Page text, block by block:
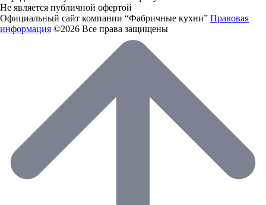
Не является публичной офертой
Официальный сайт компании “Фабричные кухни” Правовая
информация ©2026 Все права защищены